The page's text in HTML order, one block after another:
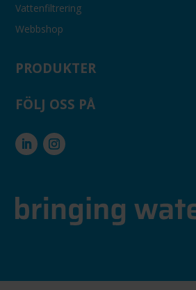
Vattenfiltrering
Webbshop
PRODUKTER
FÖLJ OSS PÅ